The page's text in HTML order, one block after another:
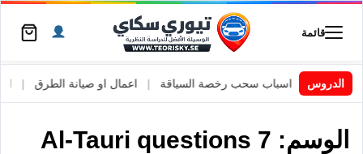
قائمة
الدروس
السويد | اسباب سحب رخصة السياقة اعمال او صيانة الطرق
الوسم: Al-Tauri questions 7